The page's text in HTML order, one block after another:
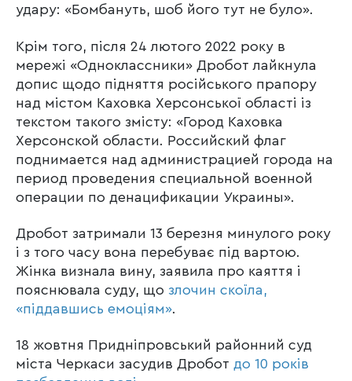
удару: «Бомбануть, шоб його тут не було».
Крім того, після 24 лютого 2022 року в
мережі «Одноклассники» Дробот лайкнула
допис щодо підняття російського прапору
над містом Каховка Херсонської області із
текстом такого змісту: «Город Каховка
Херсонской области. Российский флаг
поднимается над администрацией города на
период проведения специальной военной
операции по денацификации Украины».
Дробот затримали 13 березня минулого року
і з того часу вона перебуває під вартою.
Жінка визнала вину, заявила про каяття і
пояснювала суду, що злочин скоїла,
«піддавшись емоціям».
18 жовтня Придніпровський районний суд
міста Черкаси засудив Дробот до 10 років